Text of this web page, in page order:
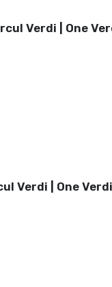
Verdi | One
Verdi | One Verdi